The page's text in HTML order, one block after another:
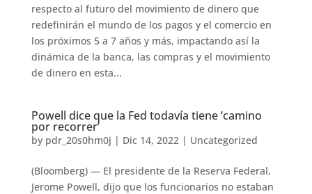
respecto al futuro del movimiento de dinero que
redefinirán el mundo de los pagos y el comercio en
los próximos 5 a 7 años y más, impactando así la
dinámica de la banca, las compras y el movimiento
de dinero en esta...
Powell dice que la Fed todavía tiene ‘camino
por recorrer’
by pdr_20s0hm0j | Dic 14, 2022| Uncategorized
(Bloomberg) — El presidente de la Reserva Federal,
Jerome Powell, dijo que los funcionarios no estaban